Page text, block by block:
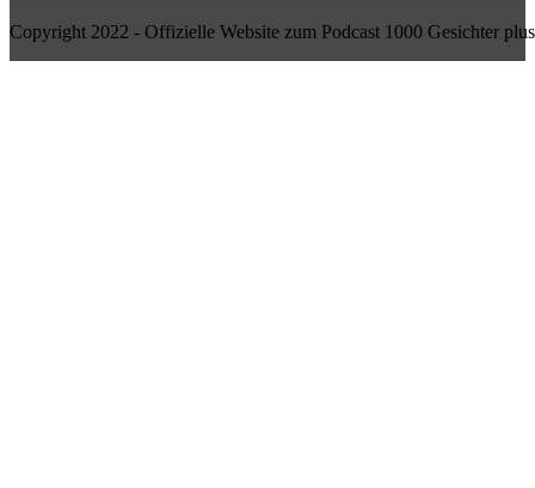
Copyright 2022 - Offizielle Website zum Podcast 1000 Gesichter